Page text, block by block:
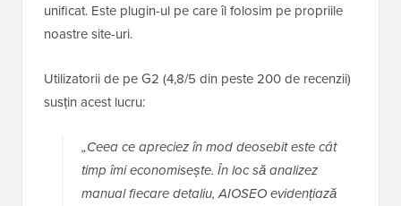
unificat. Este plugin-ul pe care îl folosim pe propriile
noastre site-uri.
Utilizatorii de pe G2 (4,8/5 din peste 200 de recenzii)
susțin acest lucru:
„Ceea ce apreciez în mod deosebit este cât
timp îmi economisește. În loc să analizez
manual fiecare detaliu, AIOSEO evidențiază